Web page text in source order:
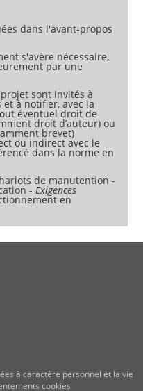
d’appareil (désignée
correspondante
à l’Annexe B
pas :
I ;
II, catégorie d’appareils
en atmosphères
hybrides ;
pas aux chariots
explosibles
du monoxyde de
(C2H4O), en raison
gaz.
aux batteries lithium-ion
que sources d’énergie
document en raison
dans l'avant-propos
s'avère nécessaire,
par une
sont invités à
à notifier, avec la
éventuel droit de
droit d’auteur) ou
brevet)
ou indirect avec le
dans la norme en
de manutention -
- Exigences
en
à caractère personnel et la vie
cookies